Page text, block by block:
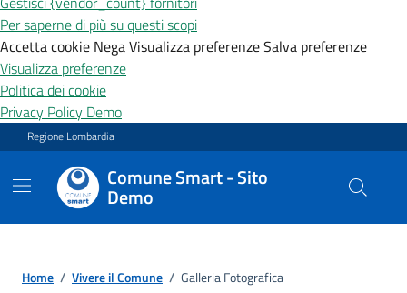
Per saperne di più su questi scopi
Accetta cookie NegaVisualizza preferenzeSalva preferenze
Visualizza preferenze
Politica dei cookie
Privacy Policy Demo
Vai ai contenuti
Vai al footer
Regione Lombardia
Comune Smart - Sito
Demo
Home / Vivere il Comune / Galleria Fotografica